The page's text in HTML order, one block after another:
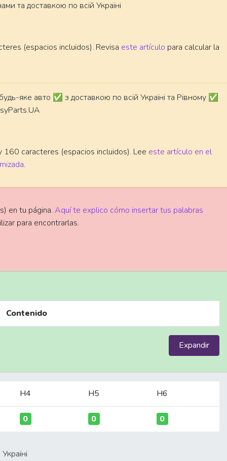
та доставкою по всій Україні
(espacios incluidos). Revisa este artículo para calcular la
яке авто ✅ з доставкою по всій Україні та Рівному ✅
caracteres (espacios incluidos). Lee este artículo en el
.
en tu página. Aquí te explico cómo insertar tus palabras
para encontrarlas.
Contenido
Expandir
H4 H5 H6
0 0 0